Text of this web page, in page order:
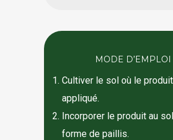
MODE D’EMPLOI
Cultiver le sol où le
appliqué.
Incorporer le produit au
forme de paillis.